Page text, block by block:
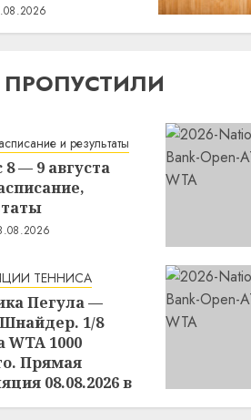
и результаты
8 — 9 августа
ТЕННИСА
Пегула —
1/8
WTA 1000
Прямая
08.08.2026 в